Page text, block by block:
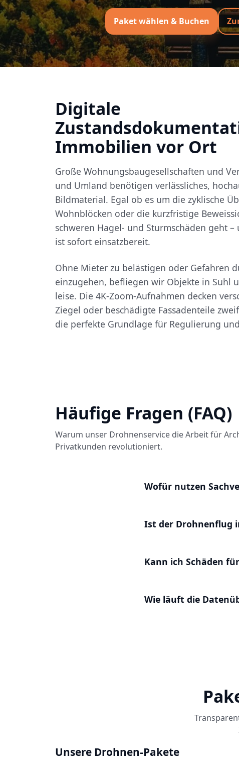
Paket wählen & Buchen
Digitale
Immobilien vor Ort
Große Wohnungsbaugesellschaften und
und Umland benötigen verlässliches,
Bildmaterial. Egal ob es um die zyklische
Wohnblöcken oder die kurzfristige
schweren Hagel- und Sturmschäden geht –
ist sofort einsatzbereit.
Ohne Mieter zu belästigen oder Gefahren
einzugehen, befliegen wir Objekte in Suhl
leise. Die 4K-Zoom-Aufnahmen decken
Ziegel oder beschädigte Fassadenteile
die perfekte Grundlage für Regulierung
Häufige Fragen (FAQ)
Warum unser Drohnenservice die Arbeit für
Privatkunden revolutioniert.
Wofür nutzen
Ist der Drohnenflug
Kann ich Schäden
Wie läuft die
Unsere Drohnen-Pakete